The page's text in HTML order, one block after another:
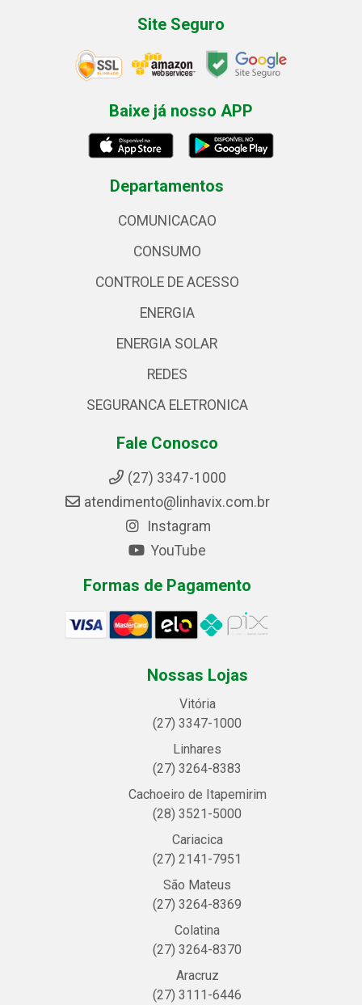
Site Seguro
Baixe já nosso APP
Departamentos
COMUNICACAO
CONSUMO
CONTROLE DE ACESSO
ENERGIA
ENERGIA SOLAR
REDES
SEGURANCA ELETRONICA
Fale Conosco
(27) 3347-1000
atendimento@linhavix.com.br
Instagram
YouTube
Formas de Pagamento
Nossas Lojas
Vitória
(27) 3347-1000
Linhares
(27) 3264-8383
Cachoeiro de Itapemirim
(28) 3521-5000
Cariacica
(27) 2141-7951
São Mateus
(27) 3264-8369
Colatina
(27) 3264-8370
Aracruz
(27) 3111-6446